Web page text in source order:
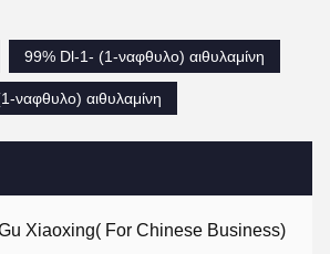
Xiaoxing( For Chinese Business)
99% Dl-1- (1-ναφθυλο) αιθυλαμίνη
ναφθυλο) αιθυλαμίνη